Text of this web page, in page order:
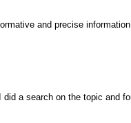
and precise
a search on the topic and